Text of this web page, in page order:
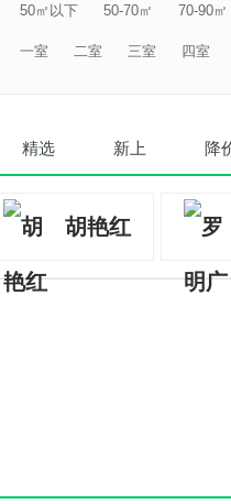
50㎡以下 50-70㎡ 70-90㎡
一室 二室 三室 四室
精选 新上 降
胡艳红